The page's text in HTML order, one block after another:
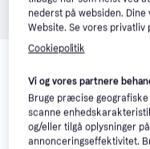
Læs om
Laveste pris for
Intensely Eau de
Det er den bedste
Sammenlign:
nederst på websiden.
Website. Se vores
Cookiepolitik
Vi og vores partnere
Bruge præcise
scanne
og/eller tilgå oplysninger
annonceringseffektivitet.